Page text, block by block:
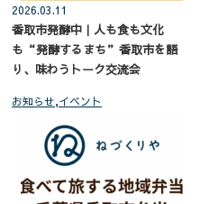
2026.03.11
香取市発酵中｜人も食も文化
も“発酵するまち”香取市を語
り、味わうトーク交流会
お知らせ,イベント